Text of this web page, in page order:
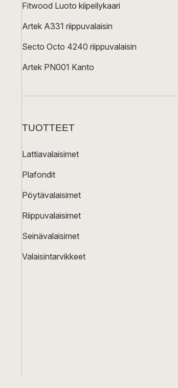
Fitwood Luoto kiipeilykaari
Artek A331 riippuvalaisin
Secto Octo 4240 riippuvalaisin
Artek PN001 Kanto
TUOTTEET
Lattiavalaisimet
Plafondit
Pöytävalaisimet
Riippuvalaisimet
Seinävalaisimet
Valaisintarvikkeet